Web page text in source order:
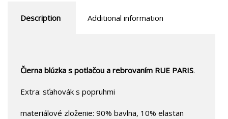
Description Additional information
Čierna blúzka s potlačou a rebrovaním RUE PARIS.
Extra: sťahovák s popruhmi
materiálové zloženie: 90% bavlna, 10% elastan